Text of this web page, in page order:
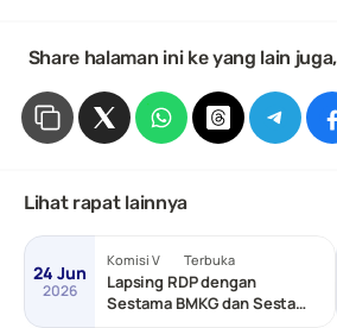
Share halaman ini ke yang lain
Lihat rapat lainnya
24 Jun
2026
Komisi V Terbuka
Lapsing RDP dengan
Sestama BMKG dan Sestama